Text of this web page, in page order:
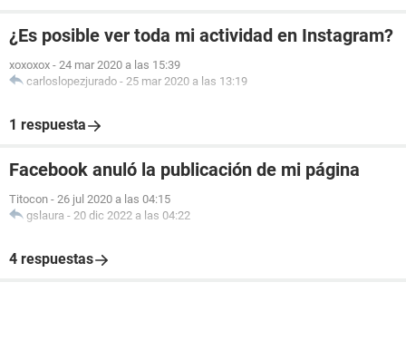
¿Es posible ver toda mi actividad en Instagram?
xoxoxox - 24 mar 2020 a las 15:39
carloslopezjurado - 25 mar 2020 a las 13:19
1 respuesta
Facebook anuló la publicación de mi página
Titocon - 26 jul 2020 a las 04:15
gslaura - 20 dic 2022 a las 04:22
4 respuestas